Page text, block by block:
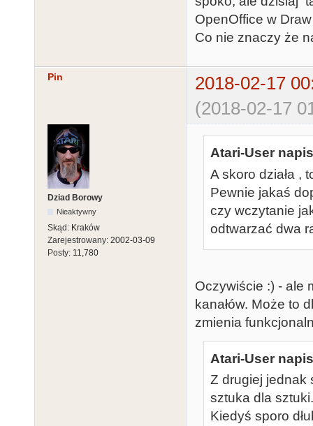
OpenOffice w
Co nie znaczy że
Pin
2018-02-17
(2018-02-17
Dziad Borowy
Nieaktywny
Skąd: Kraków
Zarejestrowany: 2002-03-09
Posty: 11,780
Atari-User
A skoro działa ,
Pewnie jakaś
czy wczytanie
odtwarzać dwa
Oczywiście :) - ale
kanałów. Może to
zmienia
Atari-User
Z drugiej jednak
sztuka dla sztuki.
Kiedyś sporo